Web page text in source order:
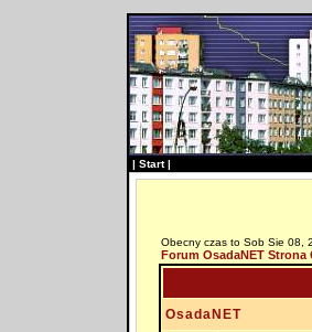
| Start|
Obecny czas to Sob Sie 08,
Forum OsadaNET Strona
OsadaNET